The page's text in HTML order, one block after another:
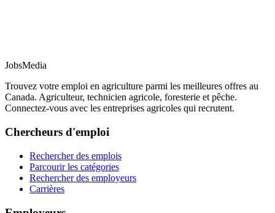
JobsMedia
Trouvez votre emploi en agriculture parmi les meilleures offres au
Canada. Agriculteur, technicien agricole, foresterie et pêche.
Connectez-vous avec les entreprises agricoles qui recrutent.
Chercheurs d'emploi
Rechercher des emplois
Parcourir les catégories
Rechercher des employeurs
Carrières